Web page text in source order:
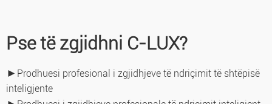
Pse të zgjidhni C-LUX?
► Prodhuesi profesional i zgjidhjeve të ndriçimit të shtëpisë
inteligjente